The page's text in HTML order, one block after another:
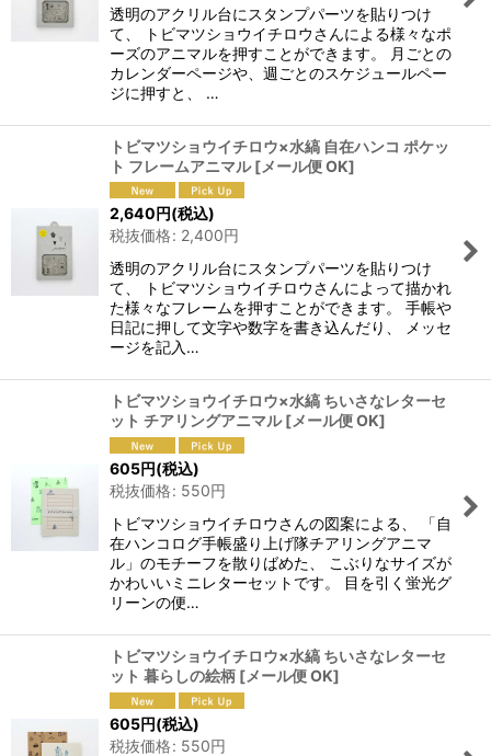
透明のアクリル台にスタンプパーツを貼りつけ
て、 トビマツショウイチロウさんによる様々なポ
ーズのアニマルを押すことができます。 月ごとの
カレンダーページや、週ごとのスケジュールペー
ジに押すと、 …
トビマツショウイチロウ×水縞 自在ハンコ ポケッ
ト フレームアニマル [メール便 OK]
2,640円(税込)
税抜価格: 2,400円
透明のアクリル台にスタンプパーツを貼りつけ
て、 トビマツショウイチロウさんによって描かれ
た様々なフレームを押すことができます。 手帳や
日記に押して文字や数字を書き込んだり、 メッセ
ージを記入…
トビマツショウイチロウ×水縞 ちいさなレターセ
ット チアリングアニマル [メール便 OK]
605円(税込)
税抜価格: 550円
トビマツショウイチロウさんの図案による、 「自
在ハンコログ手帳盛り上げ隊チアリングアニマ
ル」のモチーフを散りばめた、 こぶりなサイズが
かわいいミニレターセットです。 目を引く蛍光グ
リーンの便…
トビマツショウイチロウ×水縞 ちいさなレターセ
ット 暮らしの絵柄 [メール便 OK]
605円(税込)
税抜価格: 550円